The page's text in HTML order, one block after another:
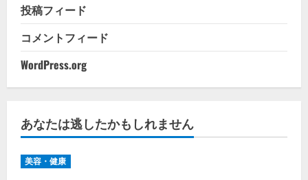
投稿フィード
コメントフィード
WordPress.org
あなたは逃したかもしれません
美容・健康